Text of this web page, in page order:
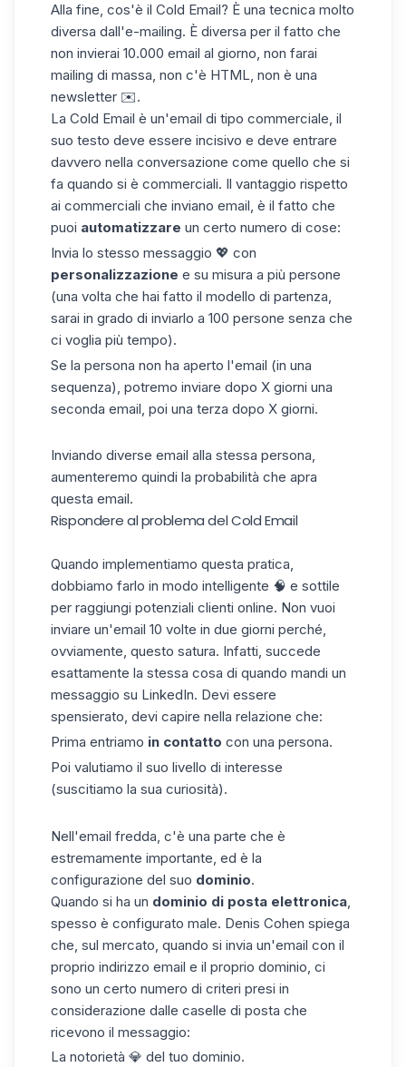
Alla fine, cos'è il Cold Email? È una tecnica molto
diversa dall'e-mailing. È diversa per il fatto che
non invierai 10.000 email al giorno, non farai
mailing di massa, non c'è HTML, non è una
newsletter ✉️.
La Cold Email è un'email di tipo commerciale, il
suo testo deve essere incisivo e deve entrare
davvero nella conversazione come quello che si
fa quando si è commerciali. Il vantaggio rispetto
ai commerciali che inviano email, è il fatto che
puoi automatizzare un certo numero di cose:
Invia lo stesso messaggio 💖 con
personalizzazione e su misura a più persone
(una volta che hai fatto il modello di partenza,
sarai in grado di inviarlo a 100 persone senza che
ci voglia più tempo).
Se la persona non ha aperto l'email (in una
sequenza), potremo inviare dopo X giorni una
seconda email, poi una terza dopo X giorni.
Inviando diverse email alla stessa persona,
aumenteremo quindi la probabilità che apra
questa email.
Rispondere al problema del Cold Email
Quando implementiamo questa pratica,
dobbiamo farlo in modo intelligente 🧠 e sottile
per raggiungi potenziali clienti online. Non vuoi
inviare un'email 10 volte in due giorni perché,
ovviamente, questo satura. Infatti, succede
esattamente la stessa cosa di quando mandi un
messaggio su LinkedIn. Devi essere
spensierato, devi capire nella relazione che:
Prima entriamo in contatto con una persona.
Poi valutiamo il suo livello di interesse
(suscitiamo la sua curiosità).
Nell'email fredda, c'è una parte che è
estremamente importante, ed è la
configurazione del suo dominio.
Quando si ha un dominio di posta elettronica
spesso è configurato male. Denis Cohen spiega
che, sul mercato, quando si invia un'email con il
proprio indirizzo email e il proprio dominio, ci
sono un certo numero di criteri presi in
considerazione dalle caselle di posta che
ricevono il messaggio:
La notorietà 💎 del tuo dominio.